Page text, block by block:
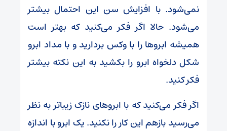
نمی‌شود. با افزایش سن این احتمال بیشتر
می‌شود. حالا اگر فکر می‌کنید که بهتر است
همیشه ابروها را با وکس بردارید و با مداد ابرو
شکل دلخواه ابرو را بکشید به این نکته بیشتر
فکر کنید.
اگر فکر می‌کنید که با ابروهای نازک زیباتر به نظر
می‌رسید بازهم این کار را نکنید. یک ابرو با اندازه